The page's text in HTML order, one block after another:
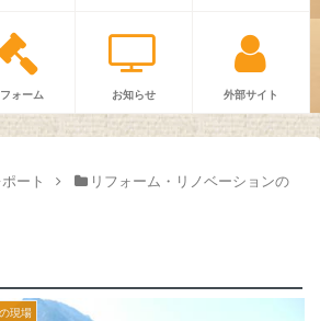
ォーム お知らせ 外部サイト
ート
リフォーム・リノベーションの
現場